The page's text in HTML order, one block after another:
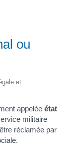
ou
et
appeléeétat
militaire
réclamée par